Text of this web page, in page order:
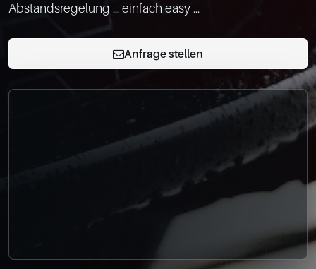
info@bimmer-manufaktur.de
Abstandsregelung ... einfach easy ...
Anfrage stellen